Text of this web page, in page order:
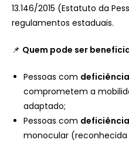
13.146/2015 (Estatuto da
regulamentos estaduais.
📌 Quem pode ser
Pessoas com
comprometem a
adaptado;
Pessoas com
monocular (reconhecida